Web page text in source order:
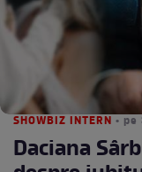
SHOWBIZ INTERN • pe
Daciana